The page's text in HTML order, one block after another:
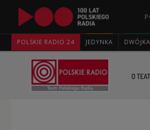
POLSKIE RADIO 24 JEDYNKA DWÓJKA
O